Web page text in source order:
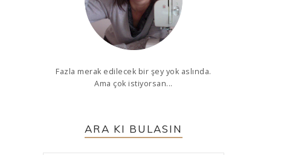
Fazla merak edilecek bir şey yok aslında.
Ama çok istiyorsan...
ARA KI BULASIN